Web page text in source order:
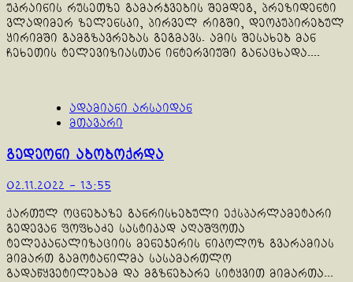
უკრაინის რუსეთზე გამარჯვების შემდეგ, პრეზიდენტი
ვლადიმერ ზელენსკი, პირველ რიგში, დეოკუპირებულ
ყირიმში გამგზავრებას გეგმავს. ამის შესახებ მან
ჩეხეთის ტელევიზიასთან ინტერვიუში განაცხადა....
ადამიანი არსაიდან
მთავარი
გედეონი აბობოქრდა
02.11.2022 - 13:55
ქართულ ოცნებაზე განრისხებული ექსპარლამეტარი
გედევან ფოფხაძე სასტიკად აღაშფოთა
ტელეკანალიზაციის მენეჯერის ნიკოლოზ გვარამიას
მიმართ გამოტანილმა სასამართლო
გადაწყვეტილებამ და მგზნებარე სიტყვით მიმართა...